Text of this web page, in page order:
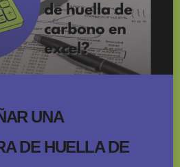
UNA
DE HUELLA DE